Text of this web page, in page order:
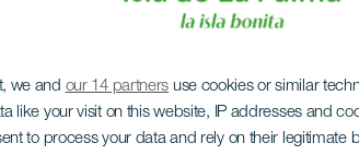
we and our 14 partners use cookies or similar
like your visit on this website, IP addresses and
to process your data and rely on their legitimate